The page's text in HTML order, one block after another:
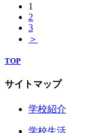
1
2
3
＞
TOP
サイトマップ
学校紹介